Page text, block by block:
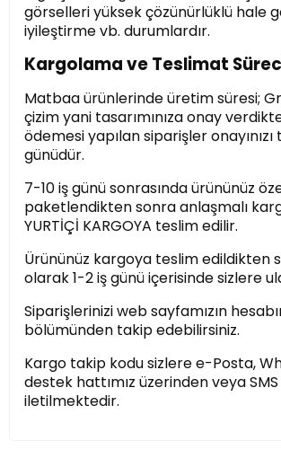
görselleri yüksek çözünürlüklü hale
iyileştirme vb. durumlardır.
Kargolama ve Teslimat
Matbaa ürünlerinde üretim süresi;
çizim yani tasarımınıza onay
ödemesi yapılan siparişler
günüdür.
7-10 iş günü sonrasında ürününüz
paketlendikten sonra anlaşmalı
YURTİÇİ KARGOYA teslim edilir.
Ürününüz kargoya teslim edildikten
olarak 1-2 iş günü içerisinde sizlere
Siparişlerinizi web sayfamızın
bölümünden takip edebilirsiniz.
Kargo takip kodu sizlere e-Posta,
destek hattımız üzerinden veya
iletilmektedir.